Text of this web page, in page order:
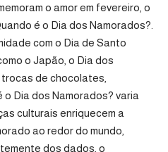
o amor em fevereiro, o
é o Dia dos Namorados?.
com o Dia de Santo
o Japão, o Dia dos
de chocolates,
Dia dos Namorados? varia
culturais enriquecem a
ao redor do mundo,
dos dados, o